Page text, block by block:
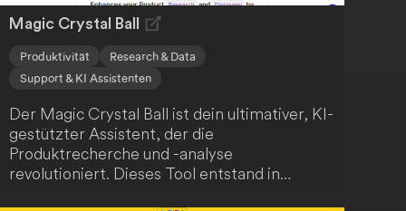
Magic Crystal Ball
Produktivität
Research & Data
Support & KI Assistenten
Der Magic Crystal Ball ist dein ultimativer, KI-
gestützter Assistent, der die
Produktrecherche und -analyse
revolutioniert. Dieses Tool entstand in